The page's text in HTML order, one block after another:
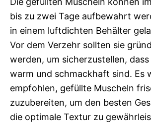
bis zu zwei Tage aufbewahrt
in einem luftdichten Behälter
Vor dem Verzehr sollten sie
werden, um sicherzustellen,
warm und schmackhaft sind. Es
empfohlen, gefüllte Muscheln
zuzubereiten, um den besten
die optimale Textur zu